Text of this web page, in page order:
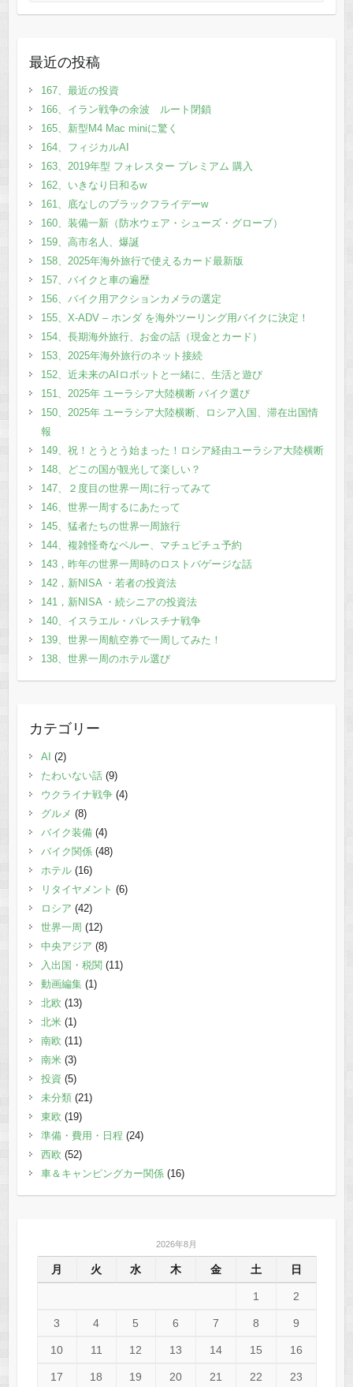
最近の投稿
167、最近の投資
166、イラン戦争の余波 ルート閉鎖
165、新型M4 Mac miniに驚く
164、フィジカルAI
163、2019年型 フォレスター プレミアム 購入
162、いきなり日和るw
161、底なしのブラックフライデーw
160、装備一新（防水ウェア・シューズ・グローブ）
159、高市名人、爆誕
158、2025年海外旅行で使えるカード最新版
157、バイクと車の遍歴
156、バイク用アクションカメラの選定
155、X-ADV – ホンダ を海外ツーリング用バイクに決定！
154、長期海外旅行、お金の話（現金とカード）
153、2025年海外旅行のネット接続
152、近未来のAIロボットと一緒に、生活と遊び
151、2025年 ユーラシア大陸横断 バイク選び
150、2025年 ユーラシア大陸横断、ロシア入国、滞在出国情
報
149、祝！とうとう始まった！ロシア経由ユーラシア大陸横断
148、どこの国が観光して楽しい？
147、２度目の世界一周に行ってみて
146、世界一周するにあたって
145、猛者たちの世界一周旅行
144、複雑怪奇なペルー、マチュピチュ予約
143，昨年の世界一周時のロストバゲージな話
142，新NISA ・若者の投資法
141，新NISA ・続シニアの投資法
140、イスラエル・パレスチナ戦争
139、世界一周航空券で一周してみた！
138、世界一周のホテル選び
カテゴリー
AI (2)
たわいない話(9)
ウクライナ戦争(4)
グルメ (8)
バイク装備(4)
バイク関係(48)
ホテル(16)
リタイヤメント (6)
ロシア (42)
世界一周 (12)
中央アジア (8)
入出国・税関 (11)
動画編集 (1)
北欧 (13)
北米(1)
南欧 (11)
南米(3)
投資 (5)
未分類(21)
東欧 (19)
準備・費用・日程 (24)
西欧 (52)
車＆キャンピングカー関係(16)
2026年8月
月 火 水 木 金 土 日
1 2
3 4 5 6 7 8 9
10 11 12 13 14 15 16
17 18 19 20 21 22 23